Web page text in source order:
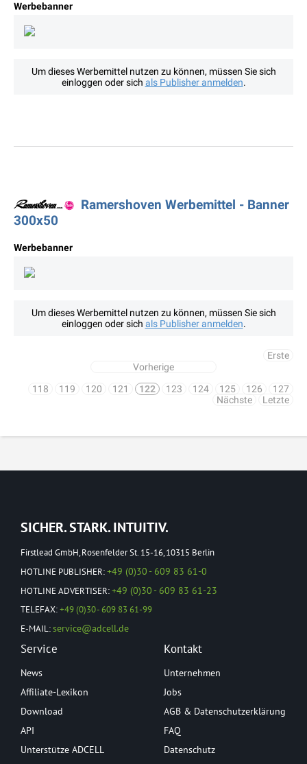
Werbebanner
Um dieses Werbemittel nutzen zu können, müssen Sie sich
einloggen oder sich als Publisher anmelden.
Ramershoven Werbemittel - Banner
300x50
Werbebanner
Um dieses Werbemittel nutzen zu können, müssen Sie sich
einloggen oder sich als Publisher anmelden.
Erste
Vorherige
118
119 120 121 122 123 124 125 126
127
Nächste
Letzte
SICHER. STARK. INTUITIV.
Firstlead GmbH, Rosenfelder St. 15-16, 10315 Berlin
HOTLINE PUBLISHER:+49 (0)30 - 609 83 61-0
HOTLINE ADVERTISER:+49 (0)30 - 609 83 61-23
TELEFAX:+49 (0)30 - 609 83 61-99
E-MAIL:service@adcell.de
Service
News
Affiliate-Lexikon
Download
API
Unterstütze ADCELL
Kontakt
Unternehmen
Jobs
AGB & Datenschutzerklärung
FAQ
Datenschutz